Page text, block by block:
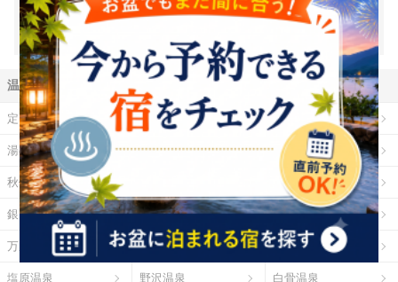
下回らない場合もございます）詳細は各パートナー毎の交換詳細ペ
ージをご確認ください。
温泉地から探す
定山渓温泉 登別温泉 十勝川温泉
湯の川温泉（北海道） 乳頭温泉 鳴子温泉
秋保温泉 蔵王温泉
銀山温泉 草津温泉 伊香保温泉
万座温泉 四万温泉 鬼怒川温泉
塩原温泉 野沢温泉 白骨温泉